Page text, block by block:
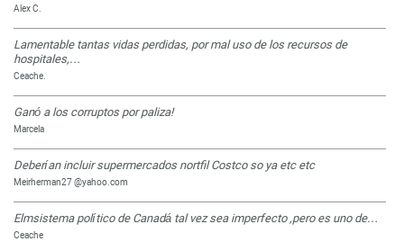
Alex C.
Lamentable tantas vidas perdidas, por mal uso de los recursos de
hospitales,…
Ceache.
Ganó a los corruptos por paliza!
Marcela
Deberían incluir supermercados nortfil Costco so ya etc etc
Meirherman27 @yahoo.com
Elmsistema político de Canadá tal vez sea imperfecto ,pero es uno de…
Ceache